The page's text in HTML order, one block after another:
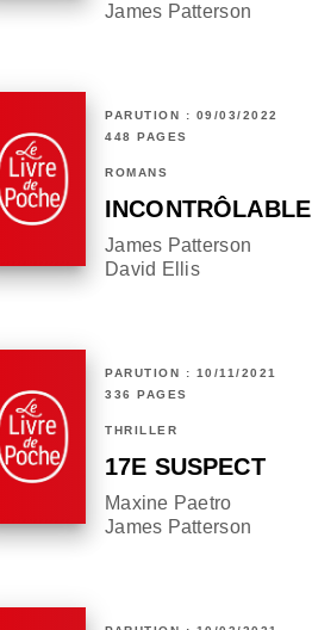
James Patterson
PARUTION : 09/03/2022
448 PAGES
ROMANS
INCONTRÔLABLE
James Patterson
David Ellis
PARUTION : 10/11/2021
336 PAGES
THRILLER
17E SUSPECT
Maxine Paetro
James Patterson